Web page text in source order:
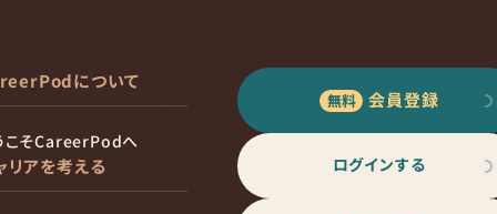
について
こそCareerPodへ
リアを考える
会員登録
ログインする